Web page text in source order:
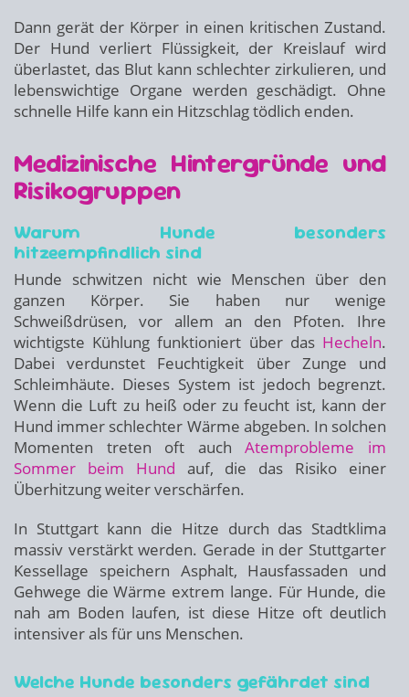
Dann gerät der Körper in einen kritischen Zustand.
Der Hund verliert Flüssigkeit, der Kreislauf wird
überlastet, das Blut kann schlechter zirkulieren, und
lebenswichtige Organe werden geschädigt. Ohne
schnelle Hilfe kann ein Hitzschlag tödlich enden.
Medizinische Hintergründe und
Risikogruppen
Warum Hunde besonders
hitzeempfindlich sind
Hunde schwitzen nicht wie Menschen über den
ganzen Körper. Sie haben nur wenige
Schweißdrüsen, vor allem an den Pfoten. Ihre
wichtigste Kühlung funktioniert über das Hecheln.
Dabei verdunstet Feuchtigkeit über Zunge und
Schleimhäute. Dieses System ist jedoch begrenzt.
Wenn die Luft zu heiß oder zu feucht ist, kann der
Hund immer schlechter Wärme abgeben. In solchen
Momenten treten oft auchAtemprobleme im
Sommer beim Hund auf, die das Risiko einer
Überhitzung weiter verschärfen.
In Stuttgart kann die Hitze durch das Stadtklima
massiv verstärkt werden. Gerade in der Stuttgarter
Kessellage speichern Asphalt, Hausfassaden und
Gehwege die Wärme extrem lange. Für Hunde, die
nah am Boden laufen, ist diese Hitze oft deutlich
intensiver als für uns Menschen.
Welche Hunde besonders gefährdet sind